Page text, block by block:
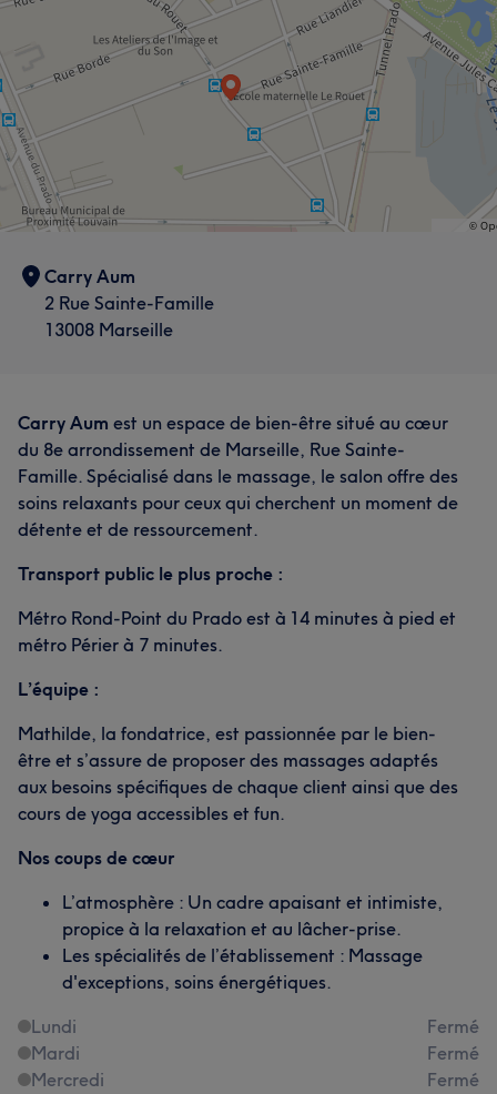
Carry Aum
2 Rue Sainte-Famille
13008 Marseille
Carry Aum est un espace de bien-être situé au cœur
du 8e arrondissement de Marseille, Rue Sainte-
Famille. Spécialisé dans le massage, le salon offre des
soins relaxants pour ceux qui cherchent un moment de
détente et de ressourcement.
Transport public le plus proche :
Métro Rond-Point du Prado est à 14 minutes à pied et
métro Périer à 7 minutes.
L’équipe :
Mathilde, la fondatrice, est passionnée par le bien-
être et s’assure de proposer des massages adaptés
aux besoins spécifiques de chaque client ainsi que des
cours de yoga accessibles et fun.
Nos coups de cœur
L’atmosphère : Un cadre apaisant et intimiste,
propice à la relaxation et au lâcher-prise.
Les spécialités de l’établissement : Massage
d'exceptions, soins énergétiques.
Lundi
Fermé
Mardi
Fermé
Mercredi
Fermé